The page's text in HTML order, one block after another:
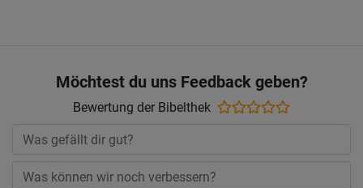
Möchtest du uns Feedback geben?
Bewertung der Bibelthek